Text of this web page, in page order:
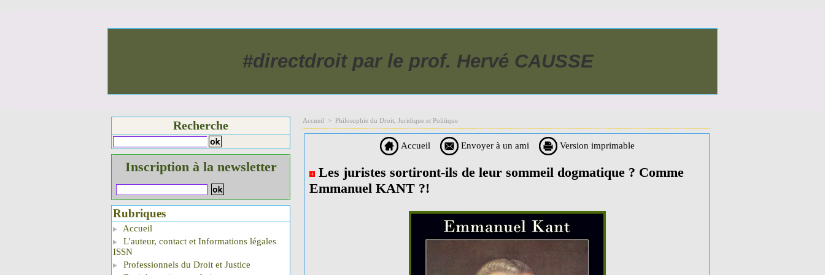
#directdroit par le prof. Hervé CAUSSE
Recherche
Inscription à la newsletter
Rubriques
Accueil
L'auteur, contact et Informations légales
ISSN
Professionnels du Droit et Justice
Accueil > Philosophie du Droit, Juridique et Politique
Accueil Envoyer à un ami Version imprimable
Les juristes sortiront-ils de leur sommeil dogmatique ? Comme
Emmanuel KANT ?!